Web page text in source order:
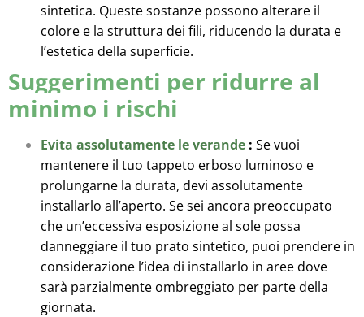
sintetica. Queste sostanze possono alterare il
colore e la struttura dei fili, riducendo la durata e
l’estetica della superficie.
Suggerimenti per ridurre al
minimo i rischi
Evita assolutamente le verande : Se vuoi
mantenere il tuo tappeto erboso luminoso e
prolungarne la durata, devi assolutamente
installarlo all’aperto. Se sei ancora preoccupato
che un’eccessiva esposizione al sole possa
danneggiare il tuo prato sintetico, puoi prendere in
considerazione l’idea di installarlo in aree dove
sarà parzialmente ombreggiato per parte della
giornata.